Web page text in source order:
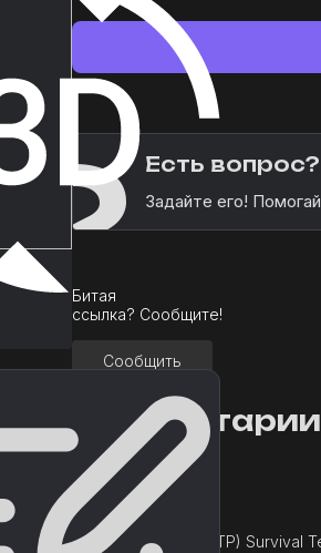
казуальный
к
? Есть вопрос?
Задайте его!
Битая
ссылка? Сообщите!
Сообщить
Комментарии
tims
Multiplayer (STP) Survival